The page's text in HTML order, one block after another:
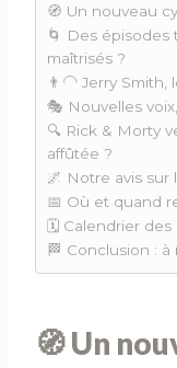
🧭 Un nouveau
🌀 Des épisodes
maîtrisés ?
👨‍🦲 Jerry Smith,
🎭 Nouvelles
🔍 Rick & Morty
affûtée ?
🌌 Notre avis sur
📅 Où et quand
🗓️ Calendrier des
🏁 Conclusion :
🧭 Un